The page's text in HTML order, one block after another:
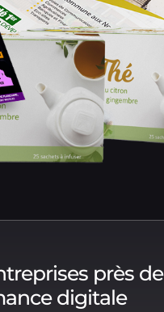
près de
digitale